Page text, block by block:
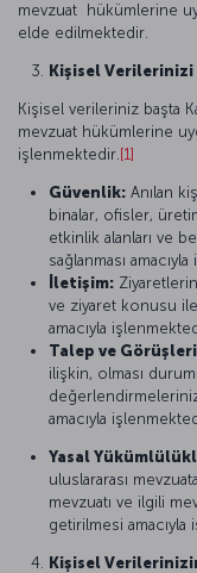
mevzuat hükümlerine
elde edilmektedir.
Kişisel
Kişisel verileriniz başta
mevzuat hükümlerine
işlenmektedir. [1]
Güvenlik: Anılan
binalar, ofisler,
etkinlik alanları ve
sağlanması
İletişim:
ve ziyaret konusu ile
amacıyla
Talep ve
ilişkin, olması
amacıyla
Yasal
uluslararası
mevzuatı ve ilgili
getirilmesi amacıyla
Kişisel